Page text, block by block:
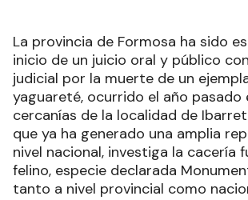
La provincia de Formosa ha sido
inicio de un juicio oral y público
judicial por la muerte de un
yaguareté, ocurrido el año pasado
cercanías de la localidad de
que ya ha generado una amplia
nivel nacional, investiga la cacería
felino, especie declarada
tanto a nivel provincial como